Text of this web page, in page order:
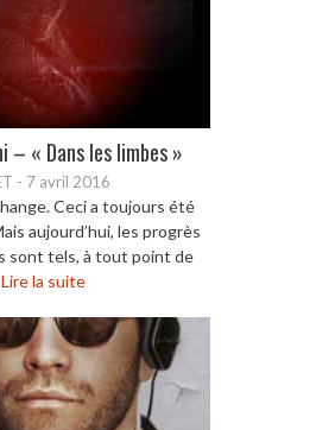
– « Dans les limbes »
- 7 avril 2016
Ceci a toujours été
aujourd’hui, les progrès
sont tels, à tout point de
Lire la suite